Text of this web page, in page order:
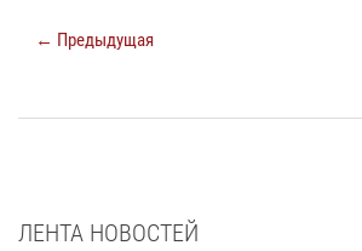
← Предыдущая
ЛЕНТА НОВОСТЕЙ